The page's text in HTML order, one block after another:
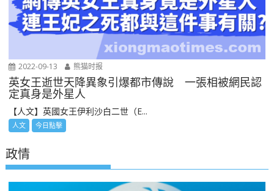
2022-09-13 熊猫时报
英女王逝世天降異象引爆都市傳說 一張相被網民認
定真身是外星人
【人文】英國女王伊利沙白二世（E...
人文 今日點擊
政情